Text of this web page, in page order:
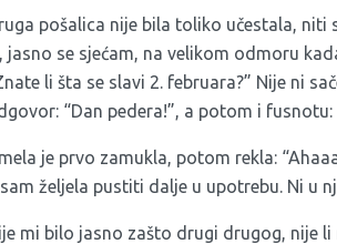
pošalica nije bila toliko učestala, niti
jasno se sjećam, na velikom odmoru
li šta se slavi 2. februara?” Nije ni
“Dan pedera!”, a potom i fusnotu:
je prvo zamukla, potom rekla:
željela pustiti dalje u upotrebu. Ni u
mi bilo jasno zašto drugi drugog, nije